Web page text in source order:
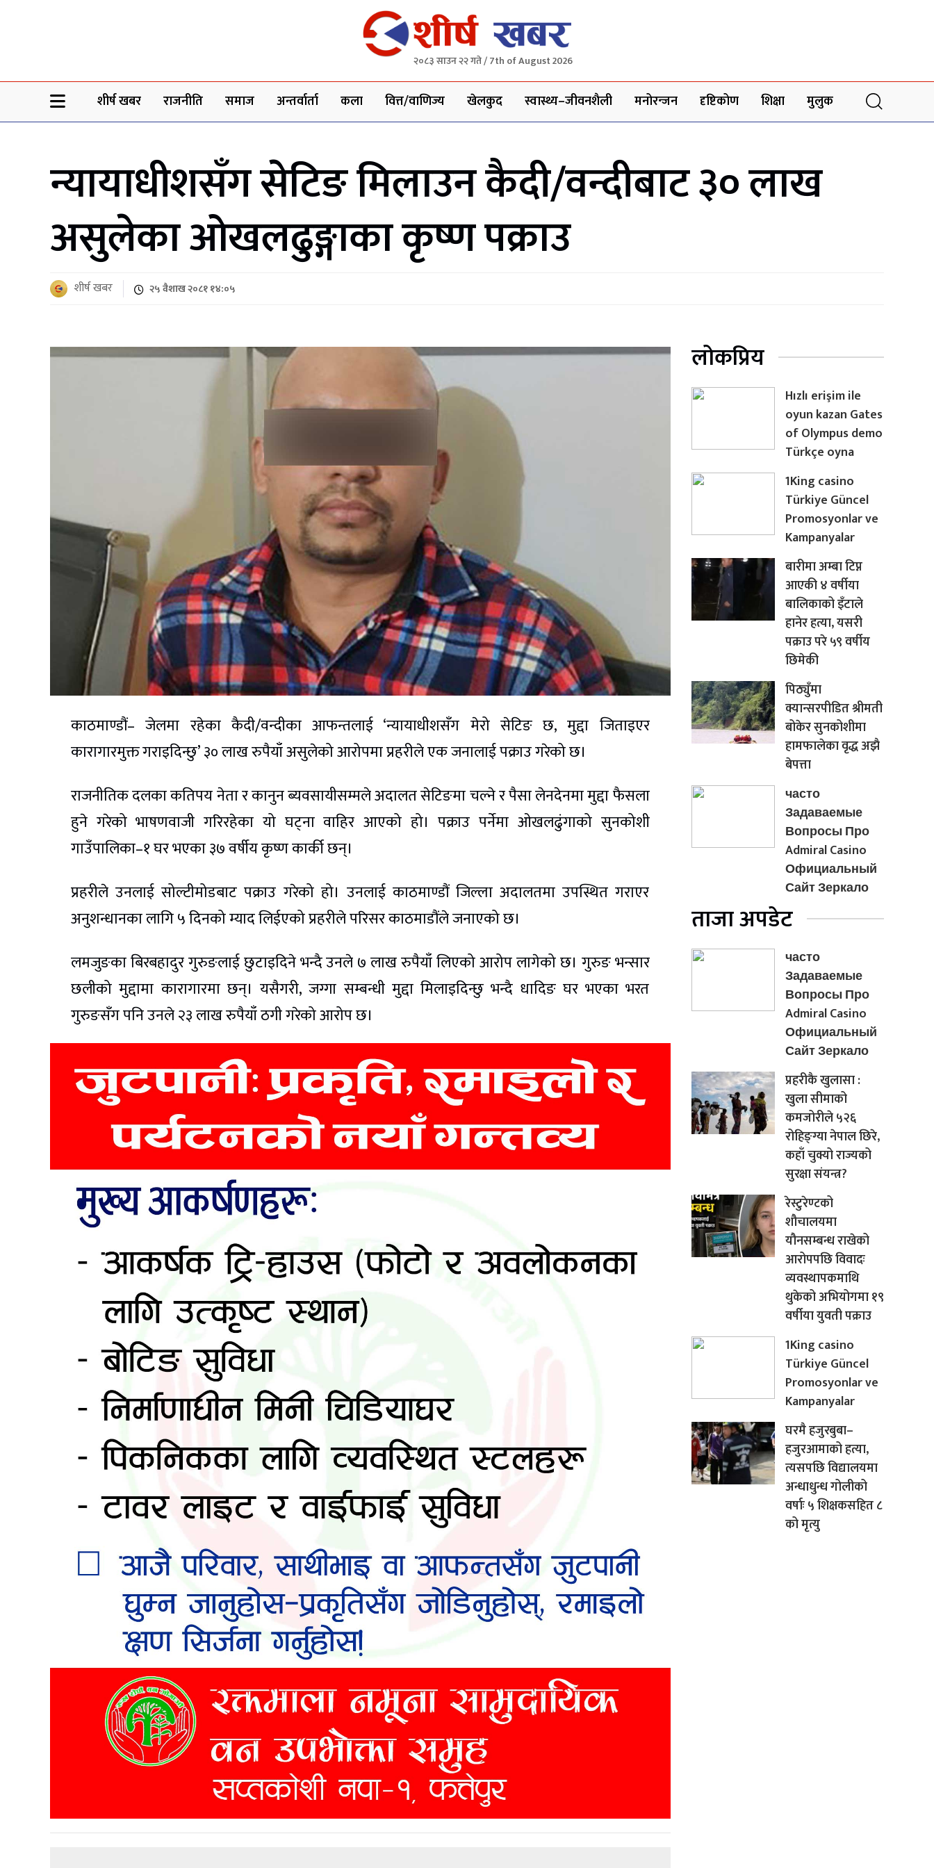
२०८३ साउन २२ गते / 7th of August 2026
शीर्ष खबर राजनीति समाज अन्तर्वार्ता कला वित्त/वाणिज्य खेलकुद स्वास्थ्य–जीवनशैली मनोरन्जन दृष्टिकोण शिक्षा मुलुक
न्यायाधीशसँग सेटिङ मिलाउन कैदी/वन्दीबाट ३० लाख
असुलेका ओखलढुङ्गाका कृष्ण पक्राउ
शीर्ष खबर २५ वैशाख २०८१ १४:०५
काठमाण्डौं– जेलमा रहेका कैदी/वन्दीका आफन्तलाई ‘न्यायाधीशसँग मेरो सेटिङ छ, मुद्दा जिताइएर
कारागारमुक्त गराइदिन्छु’ ३० लाख रुपैयाँ असुलेको आरोपमा प्रहरीले एक जनालाई पक्राउ गरेको छ।
राजनीतिक दलका कतिपय नेता र कानुन ब्यवसायीसम्मले अदालत सेटिङमा चल्ने र पैसा लेनदेनमा मुद्दा फैसला
हुने गरेको भाषणवाजी गरिरहेका यो घट्ना वाहिर आएको हो। पक्राउ पर्नेमा ओखलढुंगाको सुनकोशी
गाउँपालिका–१ घर भएका ३७ वर्षीय कृष्ण कार्की छन्।
प्रहरीले उनलाई सोल्टीमोडबाट पक्राउ गरेको हो। उनलाई काठमाण्डौं जिल्ला अदालतमा उपस्थित गराएर
अनुशन्धानका लागि ५ दिनको म्याद लिईएको प्रहरीले परिसर काठमाडौंले जनाएको छ।
लमजुङका बिरबहादुर गुरुङलाई छुटाइदिने भन्दै उनले ७ लाख रुपैयाँ लिएको आरोप लागेको छ। गुरुङ भन्सार
छलीको मुद्दामा कारागारमा छन्। यसैगरी, जग्गा सम्बन्धी मुद्दा मिलाइदिन्छु भन्दै धादिङ घर भएका भरत
गुरुङसँग पनि उनले २३ लाख रुपैयाँ ठगी गरेको आरोप छ।
लोकप्रिय
Hızlı erişim ile
oyun kazan Gates
of Olympus demo
Türkçe oyna
1King casino
Türkiye Güncel
Promosyonlar ve
Kampanyalar
बारीमा अम्बा टिप्न
आएकी ४ वर्षीया
बालिकाको इँटाले
हानेर हत्या, यसरी
पक्राउ परे ५९ वर्षीय
छिमेकी
पिठ्युँमा
क्यान्सरपीडित श्रीमती
बोकेर सुनकोशीमा
हामफालेका वृद्ध अझै
बेपत्ता
часто
Задаваемые
Вопросы Про
Admiral Casino
Официальный
Сайт Зеркало
ताजा अपडेट
часто
Задаваемые
Вопросы Про
Admiral Casino
Официальный
Сайт Зеркало
प्रहरीकै खुलासा :
खुला सीमाको
कमजोरीले ५२६
रोहिङ्ग्या नेपाल छिरे,
कहाँ चुक्यो राज्यको
सुरक्षा संयन्त्र?
रेस्टुरेण्टको
शौचालयमा
यौनसम्बन्ध राखेको
आरोपपछि विवादः
व्यवस्थापकमाथि
थुकेको अभियोगमा १९
वर्षीया युवती पक्राउ
1King casino
Türkiye Güncel
Promosyonlar ve
Kampanyalar
घरमै हजुरबुबा–
हजुरआमाको हत्या,
त्यसपछि विद्यालयमा
अन्धाधुन्ध गोलीको
वर्षाः ५ शिक्षकसहित ८
को मृत्यु